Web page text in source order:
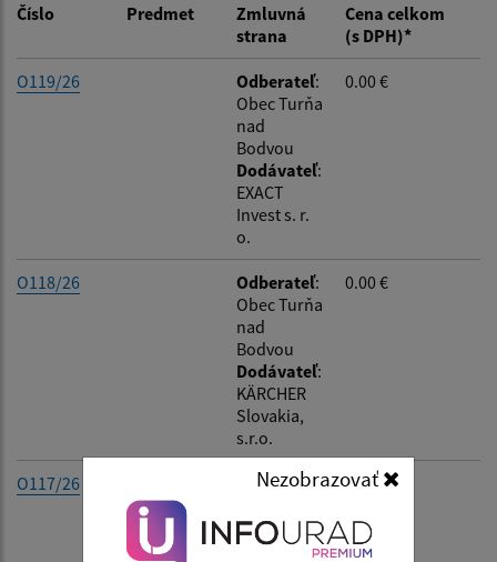
Nezobrazovať
Dátum od:
Suma do:
Číslo
Predmet
Zmluvná
strana
Cena celkom
(s DPH)*
O119/26 Odberateľ:
Obec Turňa
nad
Bodvou
Dodávateľ:
EXACT
Invest s. r.
o.
0.00 €
O118/26 Odberateľ:
Obec Turňa
nad
Bodvou
Dodávateľ:
KÄRCHER
Slovakia,
s.r.o.
0.00 €
O117/26 Odberateľ:
nad
Bodvou
0.00 €